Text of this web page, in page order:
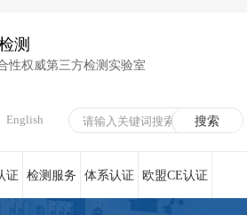
测
性权威第三方检测实验室
English
证 检测服务 体系认证 欧盟CE认证